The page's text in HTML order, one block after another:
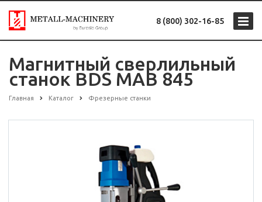
8 (800) 302-16-85
Магнитный сверлильный
станок BDS MAB 845
Главная Каталог Фрезерные станки